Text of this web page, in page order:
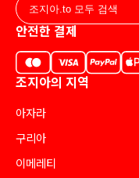
안전한 결제
조지아의 지역
아자라
구리아
이메레티